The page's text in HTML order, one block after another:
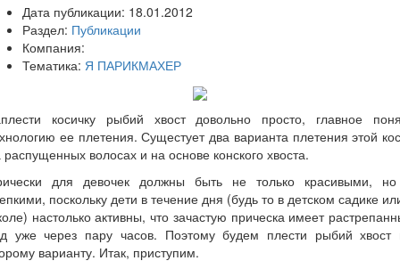
Дата публикации: 18.01.2012
Раздел: Публикации
Компания:
Тематика: Я ПАРИКМАХЕР
косичку рыбий хвост довольно просто, главное
ее плетения. Сущестует два варианта плетения этой
распущенных волосах и на основе конского хвоста.
для девочек должны быть не только красивыми,
поскольку дети в течение дня (будь то в детском садике
настолько активны, что зачастую прическа имеет
уже через пару часов. Поэтому будем плести рыбий хвост
варианту. Итак, приступим.